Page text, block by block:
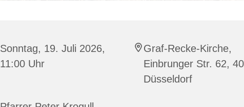
Sonntag, 19. Juli 2026,
11:00 Uhr
Graf-Recke-Kirche,
Einbrunger Str. 62,
Düsseldorf